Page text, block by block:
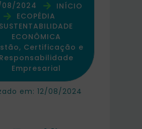
em: 12/08/2024
08/2024
INÍCIO
ECOPÉDIA
SUSTENTABILIDADE
ECONÔMICA
Certificação e
Responsabilidade
Empresarial